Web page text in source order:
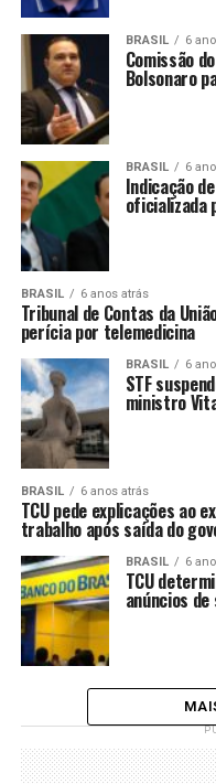
BRASIL 6
Comissão
Bolsonaro
BRASIL 6
Indicação
oficializada
BRASIL 6 anos atrás
Tribunal de Contas da
perícia por telemedicina
BRASIL 6
STF
ministro
BRASIL 6 anos atrás
TCU pede explicações ao
trabalho após saída do
BRASIL 6
TCU
anúncios